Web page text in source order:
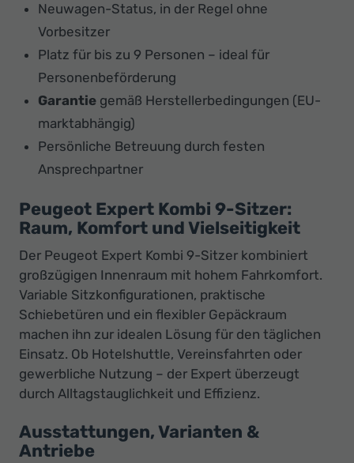
Neuwagen-Status, in der Regel ohne
Vorbesitzer
Platz für bis zu 9 Personen – ideal für
Personenbeförderung
Garantie gemäß Herstellerbedingungen (EU-
marktabhängig)
Persönliche Betreuung durch festen
Ansprechpartner
Peugeot Expert Kombi 9-Sitzer:
Raum, Komfort und Vielseitigkeit
Der Peugeot Expert Kombi 9-Sitzer kombiniert
großzügigen Innenraum mit hohem Fahrkomfort.
Variable Sitzkonfigurationen, praktische
Schiebetüren und ein flexibler Gepäckraum
machen ihn zur idealen Lösung für den täglichen
Einsatz. Ob Hotelshuttle, Vereinsfahrten oder
gewerbliche Nutzung – der Expert überzeugt
durch Alltagstauglichkeit und Effizienz.
Ausstattungen, Varianten &
Antriebe